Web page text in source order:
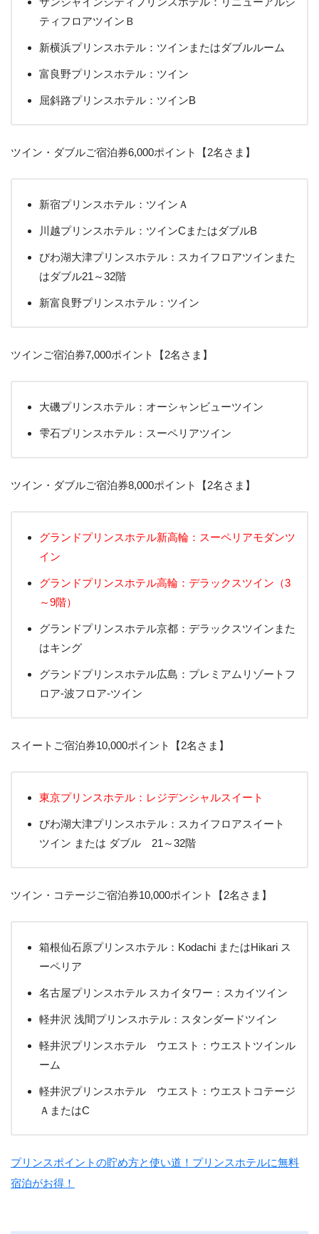
ティフロアツインＢ
新横浜プリンスホテル：ツインまたはダブルルーム
富良野プリンスホテル：ツイン
屈斜路プリンスホテル：ツインB
ツイン・ダブルご宿泊券6,000ポイント【2名さま】
新宿プリンスホテル：ツインＡ
川越プリンスホテル：ツインCまたはダブルB
びわ湖大津プリンスホテル：スカイフロアツインまた
はダブル21～32階
新富良野プリンスホテル：ツイン
ツインご宿泊券7,000ポイント【2名さま】
大磯プリンスホテル：オーシャンビューツイン
雫石プリンスホテル：スーペリアツイン
ツイン・ダブルご宿泊券8,000ポイント【2名さま】
グランドプリンスホテル新高輪：スーペリアモダンツ
イン
グランドプリンスホテル高輪：デラックスツイン（3
～9階）
グランドプリンスホテル京都：デラックスツインまた
はキング
グランドプリンスホテル広島：プレミアムリゾートフ
ロア-波フロア-ツイン
スイートご宿泊券10,000ポイント【2名さま】
東京プリンスホテル：レジデンシャルスイート
びわ湖大津プリンスホテル：スカイフロアスイート
ツイン または ダブル 21～32階
ツイン・コテージご宿泊券10,000ポイント【2名さま】
箱根仙石原プリンスホテル：Kodachi またはHikari ス
ーペリア
名古屋プリンスホテル スカイタワー：スカイツイン
軽井沢 浅間プリンスホテル：スタンダードツイン
軽井沢プリンスホテル ウエスト：ウエストツインル
ーム
軽井沢プリンスホテル ウエスト：ウエストコテージ
ＡまたはC
プリンスポイントの貯め方と使い道！プリンスホテルに無料
宿泊がお得！